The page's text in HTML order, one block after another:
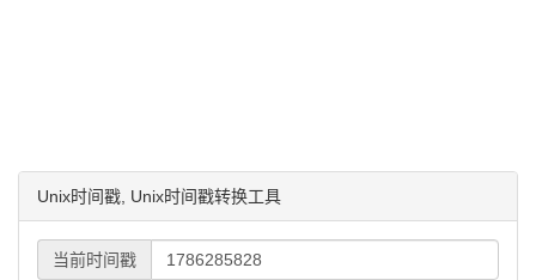
Unix时间戳, Unix时间戳转换工具
当前时间戳